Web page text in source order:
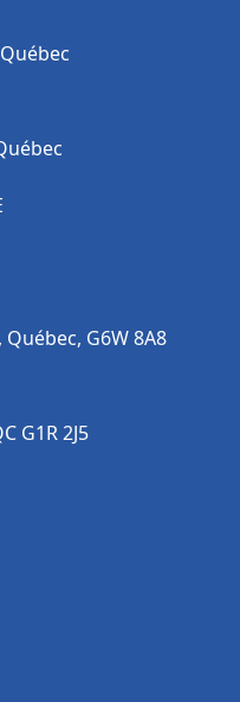
G6W 8A8
G1R 2J5